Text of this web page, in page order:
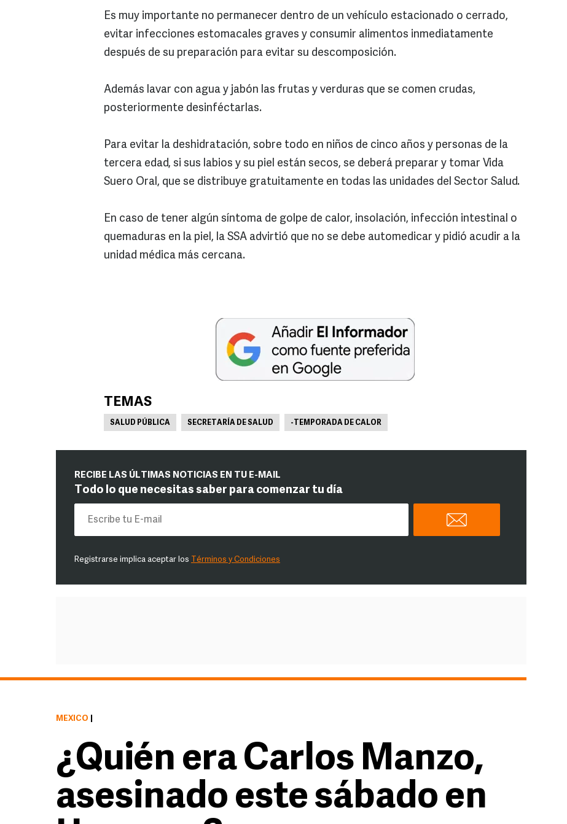
Es muy importante no permanecer dentro de un vehículo estacionado o cerrado,
evitar infecciones estomacales graves y consumir alimentos inmediatamente
después de su preparación para evitar su descomposición.
Además lavar con agua y jabón las frutas y verduras que se comen crudas,
posteriormente desinféctarlas.
Para evitar la deshidratación, sobre todo en niños de cinco años y personas de la
tercera edad, si sus labios y su piel están secos, se deberá preparar y tomar Vida
Suero Oral, que se distribuye gratuitamente en todas las unidades del Sector Salud.
En caso de tener algún síntoma de golpe de calor, insolación, infección intestinal o
quemaduras en la piel, la SSA advirtió que no se debe automedicar y pidió acudir a la
unidad médica más cercana.
TEMAS
SALUD PÚBLICA SECRETARÍA DE SALUD -TEMPORADA DE CALOR
RECIBE LAS ÚLTIMAS NOTICIAS EN TU E-MAIL
Todo lo que necesitas saber para comenzar tu día
Registrarse implica aceptar los Términos y Condiciones
MÉXICO
¿Quién era Carlos Manzo,
asesinado este sábado en